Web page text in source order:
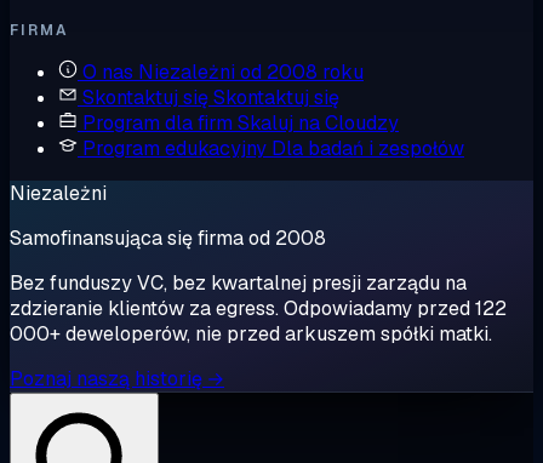
FIRMA
O nas Niezależni od 2008 roku
Skontaktuj sięSkontaktuj się
Program dla firm Skaluj na Cloudzy
Program edukacyjny Dla badań i zespołów
Niezależni
Samofinansująca się firma od 2008
Bez funduszy VC, bez kwartalnej presji zarządu na
zdzieranie klientów za egress. Odpowiadamy przed 122
000+ deweloperów, nie przed arkuszem spółki matki.
Poznaj naszą historię →